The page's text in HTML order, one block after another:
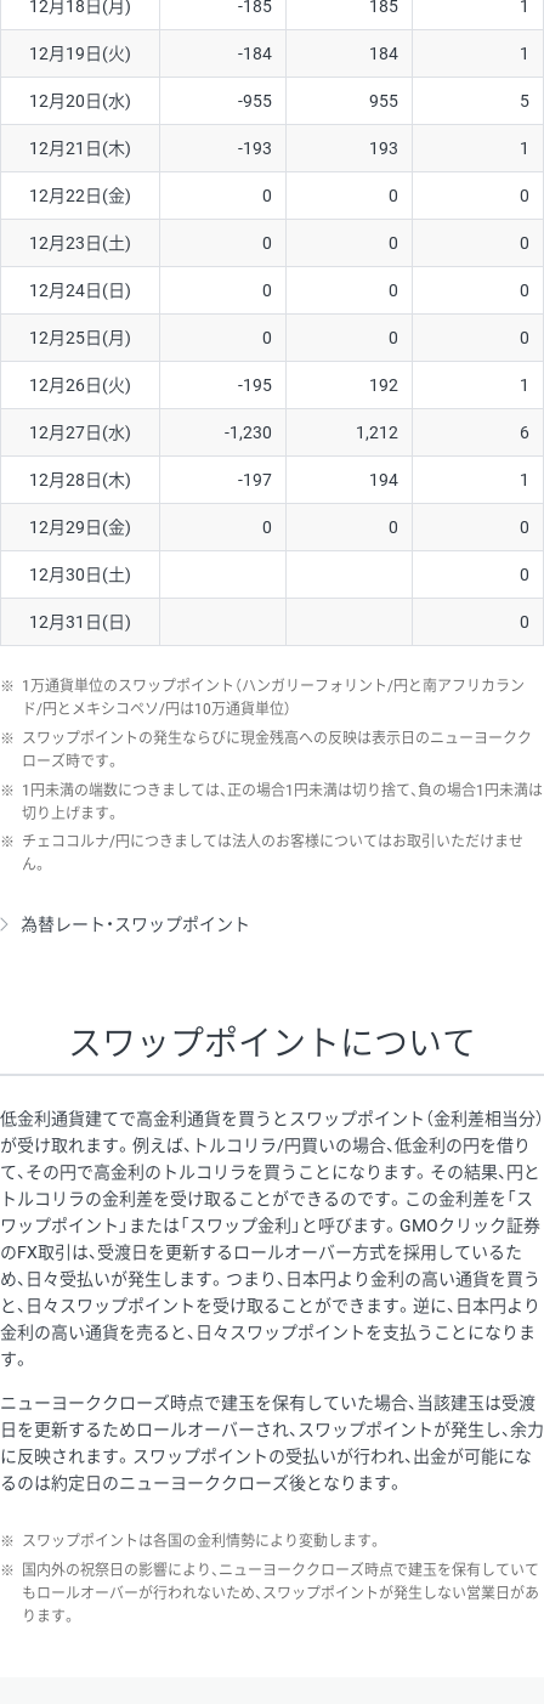
12月18日(月) -185 185 1
12月19日(火) -184 184 1
12月20日(水) -955 955 5
12月21日(木) -193 193 1
12月22日(金) 0 0 0
12月23日(土) 0 0 0
12月24日(日) 0 0 0
12月25日(月) 0 0 0
12月26日(火) -195 192 1
12月27日(水) -1,230 1,212 6
12月28日(木) -197 194 1
12月29日(金) 0 0 0
12月30日(土) 0
12月31日(日) 0
※ 1万通貨単位のスワップポイント（ハンガリーフォリント/円と南アフリカラン
ド/円とメキシコペソ/円は10万通貨単位）
※ スワップポイントの発生ならびに現金残高への反映は表示日のニューヨークク
ローズ時です。
※ 1円未満の端数につきましては、正の場合1円未満は切り捨て、負の場合1円未満は
切り上げます。
※ チェココルナ/円につきましては法人のお客様についてはお取引いただけませ
ん。
為替レート・スワップポイント
スワップポイントについて
低金利通貨建てで高金利通貨を買うとスワップポイント（金利差相当分）
が受け取れます。例えば、トルコリラ/円買いの場合、低金利の円を借り
て、その円で高金利のトルコリラを買うことになります。その結果、円と
トルコリラの金利差を受け取ることができるのです。この金利差を「ス
ワップポイント」または「スワップ金利」と呼びます。GMOクリック証券
のFX取引は、受渡日を更新するロールオーバー方式を採用しているた
め、日々受払いが発生します。つまり、日本円より金利の高い通貨を買う
と、日々スワップポイントを受け取ることができます。逆に、日本円より
金利の高い通貨を売ると、日々スワップポイントを支払うことになりま
す。
ニューヨーククローズ時点で建玉を保有していた場合、当該建玉は受渡
日を更新するためロールオーバーされ、スワップポイントが発生し、余力
に反映されます。スワップポイントの受払いが行われ、出金が可能にな
るのは約定日のニューヨーククローズ後となります。
※ スワップポイントは各国の金利情勢により変動します。
※
国内外の祝祭日の影響により、ニューヨーククローズ時点で建玉を保有していて
もロールオーバーが行われないため、スワップポイントが発生しない営業日があ
ります。